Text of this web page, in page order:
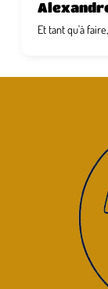
Et tant qu'à